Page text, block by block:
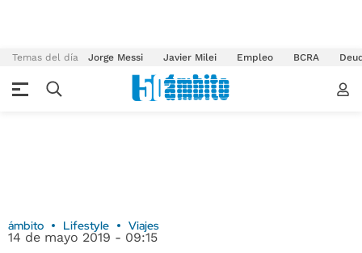
Temas del día Jorge Messi Javier Milei Empleo BCRA
ámbito Lifestyle Viajes
14 de mayo 2019 - 09:15